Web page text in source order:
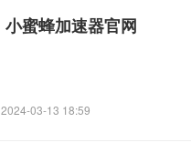
小蜜蜂加速器官网
2024-03-13 18:59